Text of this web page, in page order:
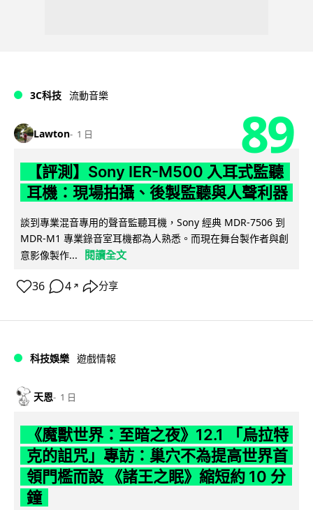
3C科技 流動音樂
Lawton 1 日 89
【評測】Sony IER-M500 入耳式監聽
耳機：現場拍攝、後製監聽與人聲利器
談到專業混音專用的聲音監聽耳機，Sony 經典 MDR-7506 到
MDR-M1 專業錄音室耳機都為人熟悉。而現在舞台製作者與創
意影像製作...
閱讀全文
36 4 ↗ 分享
科技娛樂 遊戲情報
天恩 1 日
《魔獸世界：至暗之夜》12.1 「烏拉特
克的詛咒」專訪：巢穴不為提高世界首
領門檻而設 《諸王之眠》縮短約 10 分
鐘